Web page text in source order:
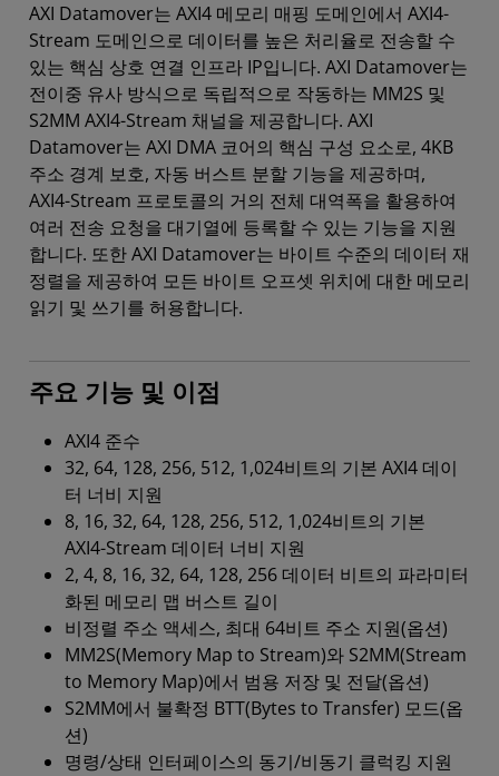
AXI Datamover는 AXI4 메모리 매핑 도메인에서 AXI4-
Stream 도메인으로 데이터를 높은 처리율로 전송할 수
있는 핵심 상호 연결 인프라 IP입니다. AXI Datamover는
전이중 유사 방식으로 독립적으로 작동하는 MM2S 및
S2MM AXI4-Stream 채널을 제공합니다. AXI
Datamover는 AXI DMA 코어의 핵심 구성 요소로, 4KB
주소 경계 보호, 자동 버스트 분할 기능을 제공하며,
AXI4-Stream 프로토콜의 거의 전체 대역폭을 활용하여
여러 전송 요청을 대기열에 등록할 수 있는 기능을 지원
합니다. 또한 AXI Datamover는 바이트 수준의 데이터 재
정렬을 제공하여 모든 바이트 오프셋 위치에 대한 메모리
읽기 및 쓰기를 허용합니다.
주요 기능 및 이점
AXI4 준수
32, 64, 128, 256, 512, 1,024비트의 기본 AXI4 데이
터 너비 지원
8, 16, 32, 64, 128, 256, 512, 1,024비트의 기본
AXI4-Stream 데이터 너비 지원
2, 4, 8, 16, 32, 64, 128, 256 데이터 비트의 파라미터
화된 메모리 맵 버스트 길이
비정렬 주소 액세스, 최대 64비트 주소 지원(옵션)
MM2S(Memory Map to Stream)와 S2MM(Stream
to Memory Map)에서 범용 저장 및 전달(옵션)
S2MM에서 불확정 BTT(Bytes to Transfer) 모드(옵
션)
명령/상태 인터페이스의 동기/비동기 클럭킹 지원